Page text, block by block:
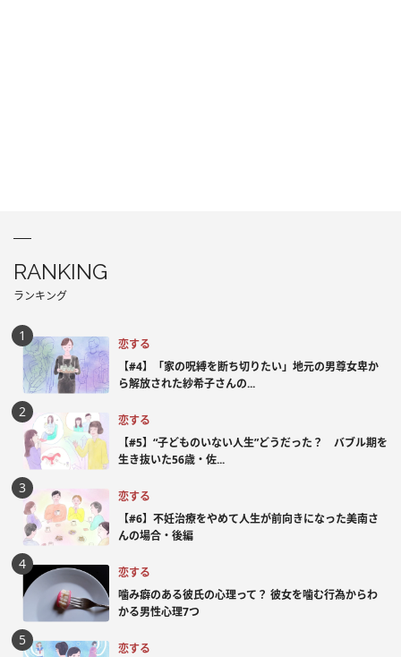
RANKING
ランキング
恋する
【#4】「家の呪縛を断ち切りたい」地元の男尊女卑か
ら解放された紗希子さんの...
恋する
【#5】“子どものいない人生”どうだった？ バブル期を
生き抜いた56歳・佐...
恋する
【#6】不妊治療をやめて人生が前向きになった美南さ
んの場合・後編
恋する
噛み癖のある彼氏の心理って？ 彼女を噛む行為からわ
かる男性心理7つ
恋する